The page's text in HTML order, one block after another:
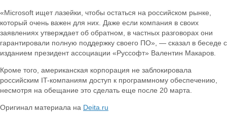
«Microsoft ищет лазейки, чтобы остаться на российском рынке,
который очень важен для них. Даже если компания в своих
заявлениях утверждает об обратном, в частных разговорах они
гарантировали полную поддержку своего ПО», — сказал в беседе с
изданием президент ассоциации «Руссофт» Валентин Макаров.
Кроме того, американская корпорация не заблокировала
российским IT-компаниям доступ к программному обеспечению,
несмотря на обещание это сделать еще после 20 марта.
Оригинал материала на Deita.ru